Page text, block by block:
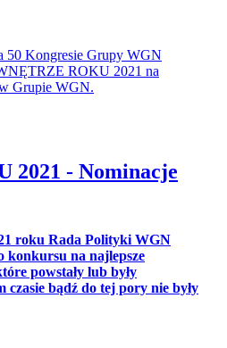
50 Kongresie Grupy WGN
ROKU 2021 na
w Grupie WGN.
2021 - Nominacje
roku Rada Polityki WGN
konkursu na najlepsze
powstały lub były
czasie bądź do tej pory nie były